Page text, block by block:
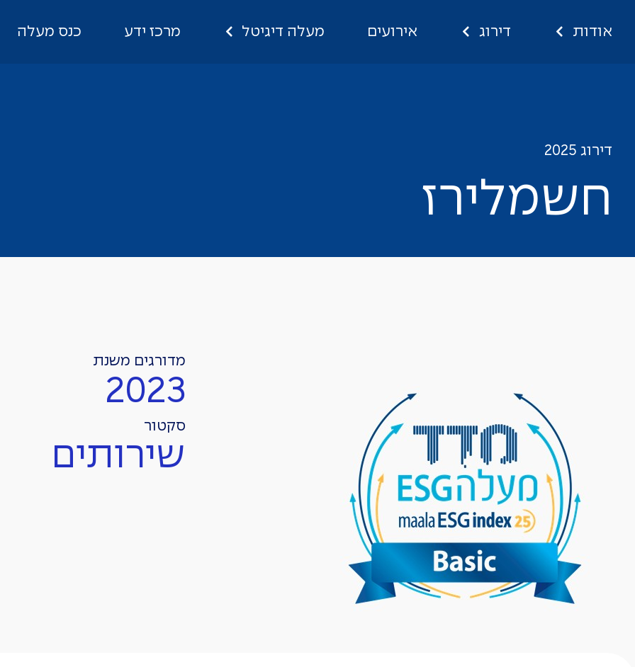
אודות דירוג אירועים מעלה דיגיטל מרכז ידע כנס מעלה
דירוג 2025
חשמלירז
מדורגים משנת
2023
סקטור
שירותים